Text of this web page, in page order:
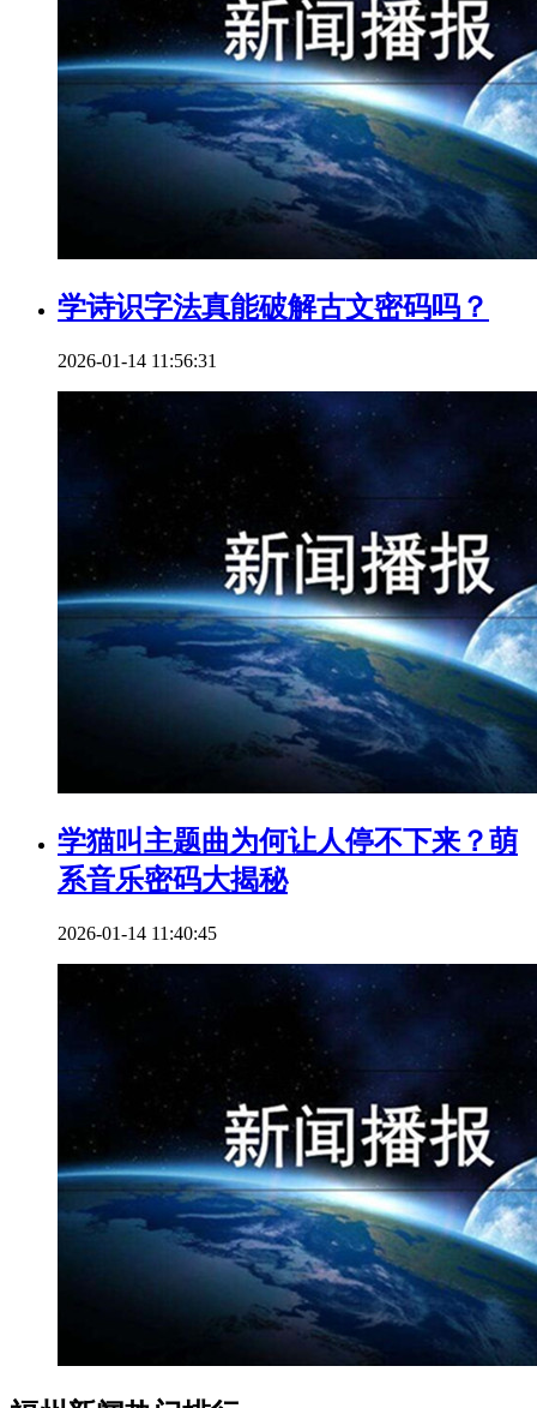
学诗识字法真能破解古文密码吗？
2026-01-14 11:56:31
学猫叫主题曲为何让人停不下来？萌
系音乐密码大揭秘
2026-01-14 11:40:45